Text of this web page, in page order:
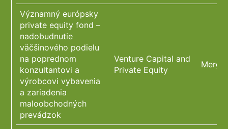
Významný európsky
private equity fond –
nadobudnutie
väčšinového podielu
na poprednom
konzultantovi a
výrobcovi vybavenia
a zariadenia
maloobchodných
prevádzok
Venture Capital and
Private Equity